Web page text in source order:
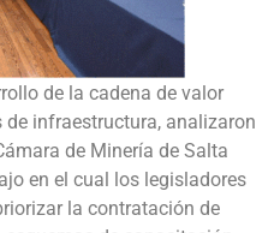
de la cadena de valor
de infraestructura, analizaron
de Minería de Salta
en el cual los legisladores
la contratación de